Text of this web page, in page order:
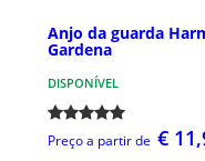
Anjo da guarda
Gardena
DISPONÍVEL
Preço a partir de €